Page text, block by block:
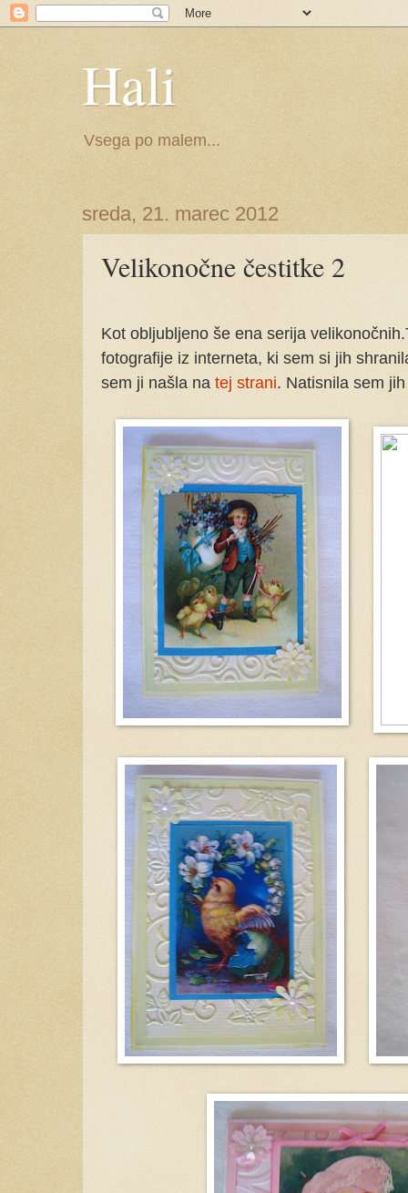
Hali
Vsega po malem...
sreda, 21. marec 2012
Velikonočne čestitke 2
Kot obljubljeno še ena serija
fotografije iz interneta, ki sem si jih
sem ji našla na tej strani. Natisnila sem